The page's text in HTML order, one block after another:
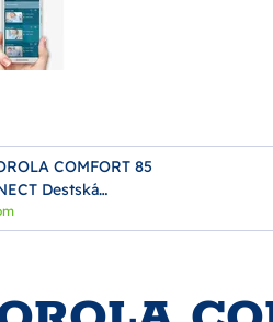
COMFORT 85
Destská